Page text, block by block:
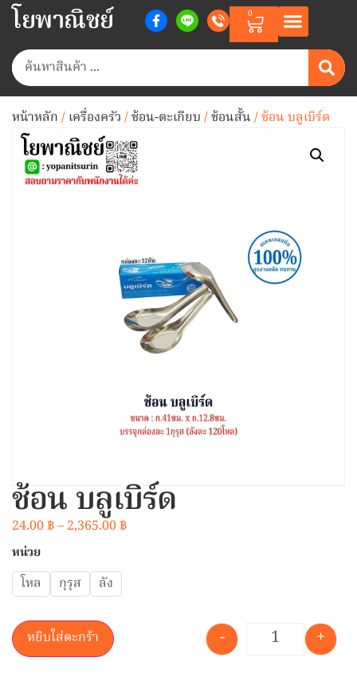
โยพาณิชย์ 0
หน้าหลัก/เครื่องครัว/ช้อน-ตะเกียบ/ช้อนสั้น/ ช้อน บลูเบิร์ด
ช้อน บลูเบิร์ด
24.00฿–2,365.00฿
หน่วย
โหล กุรุส ลัง
- +
หยิบใส่ตะกร้า